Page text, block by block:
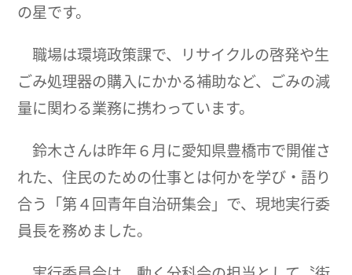
の星です。
職場は環境政策課で、リサイクルの啓発や生
ごみ処理器の購入にかかる補助など、ごみの減
量に関わる業務に携わっています。
鈴木さんは昨年６月に愛知県豊橋市で開催さ
れた、住民のための仕事とは何かを学び・語り
合う「第４回青年自治研集会」で、現地実行委
員長を務めました。